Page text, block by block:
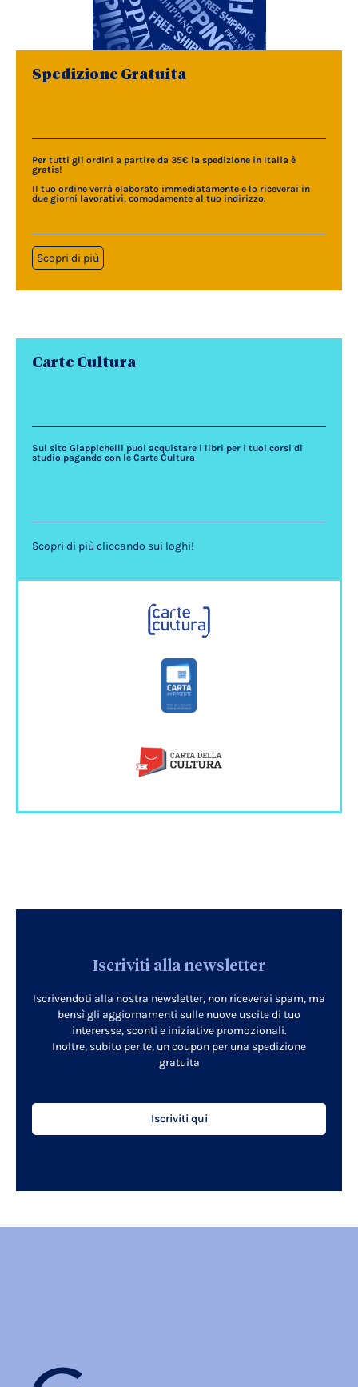
Spedizione Gratuita
Per tutti gli ordini a partire da 35€ la spedizione in Italia è
gratis!
Il tuo ordine verrà elaborato immediatamente e lo riceverai in
due giorni lavorativi, comodamente al tuo indirizzo.
Scopri di più
Carte Cultura
Sul sito Giappichelli puoi acquistare i libri per i tuoi corsi di
studio pagando con le Carte Cultura
Scopri di più cliccando sui loghi!
Iscriviti alla newsletter
Iscrivendoti alla nostra newsletter, non riceverai spam, ma
bensì gli aggiornamenti sulle nuove uscite di tuo
interersse, sconti e iniziative promozionali.
Inoltre, subito per te, un coupon per una spedizione
gratuita
Iscriviti qui